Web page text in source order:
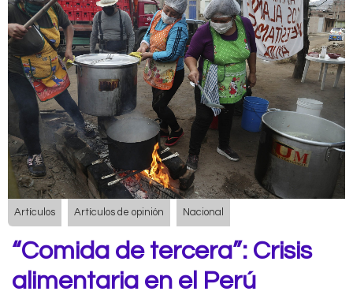
Artículos Artículos de opinión Nacional
“Comida de tercera”: Crisis
alimentaria en el Perú